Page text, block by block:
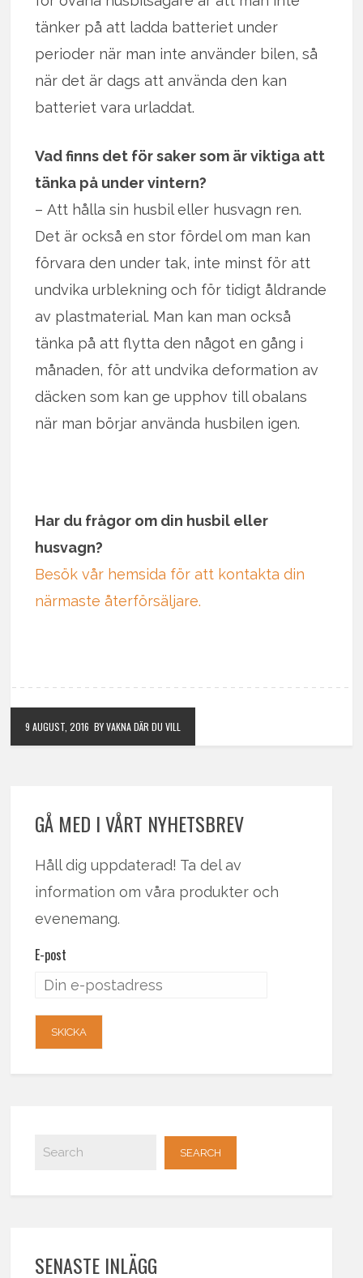
tänker på att ladda batteriet under
perioder när man inte använder bilen, så
när det är dags att använda den kan
batteriet vara urladdat.
Vad finns det för saker som är viktiga att
tänka på under vintern?
– Att hålla sin husbil eller husvagn ren.
Det är också en stor fördel om man kan
förvara den under tak, inte minst för att
undvika urblekning och för tidigt åldrande
av plastmaterial. Man kan man också
tänka på att flytta den något en gång i
månaden, för att undvika deformation av
däcken som kan ge upphov till obalans
när man börjar använda husbilen igen.
Har du frågor om din husbil eller
husvagn?
Besök vår hemsida för att kontakta din
närmaste återförsäljare.
9 AUGUST, 2016 BY VAKNA DÄR DU VILL
GÅ MED I VÅRT NYHETSBREV
Håll dig uppdaterad! Ta del av
information om våra produkter och
evenemang.
E-post
SENASTE INLÄGG